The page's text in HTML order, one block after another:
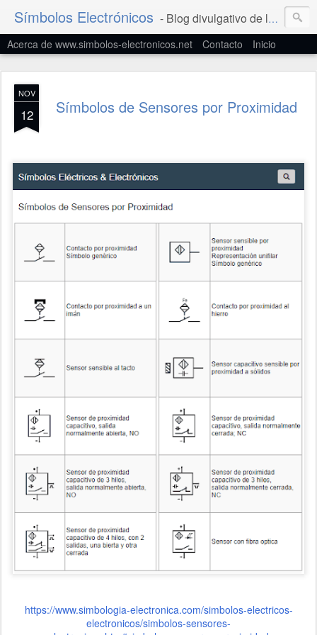
Símbolos Electrónicos - Blog divulgativo de la Simbología Eléctrica y Electrónica
Acerca de www.simbolos-electronicos.net Contacto Inicio
NOV
12 Símbolos de Sensores por Proximidad
https://www.simbologia-electronica.com/simbolos-electricos-
electronicos/simbolos-sensores-